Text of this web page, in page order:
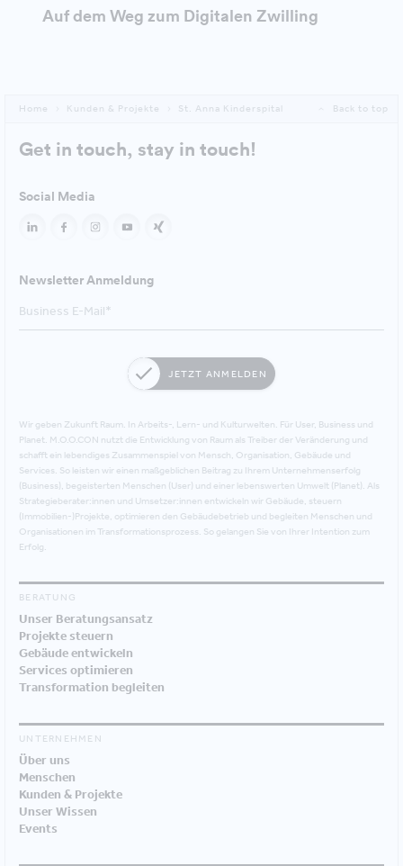
Auf dem Weg zum Digitalen Zwilling
Home Kunden & Projekte St. Anna Kinderspital Back to top
Get in touch, stay in touch!
Social Media
Newsletter Anmeldung
JETZT ANMELDEN
Wir geben Zukunft Raum. In Arbeits-, Lern- und Kulturwelten. Für User, Business und
Planet. M.O.O.CON nutzt die Entwicklung von Raum als Treiber der Veränderung und
schafft ein lebendiges Zusammenspiel von Mensch, Organisation, Gebäude und
Services. So leisten wir einen maßgeblichen Beitrag zu Ihrem Unternehmenserfolg
(Business), begeisterten Menschen (User) und einer lebenswerten Umwelt (Planet). Als
Strategieberater:innen und Umsetzer:innen entwickeln wir Gebäude, steuern
(Immobilien-)Projekte, optimieren den Gebäudebetrieb und begleiten Menschen und
Organisationen im Transformationsprozess. So gelangen Sie von Ihrer Intention zum
Erfolg.
BERATUNG
Unser Beratungsansatz
Projekte steuern
Gebäude entwickeln
Services optimieren
Transformation begleiten
UNTERNEHMEN
Über uns
Menschen
Kunden & Projekte
Unser Wissen
Events